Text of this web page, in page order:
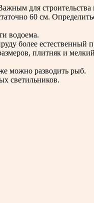
для
60 см.
водоема.
более естественный
плитняк и
можно разводить рыб.
светильников.